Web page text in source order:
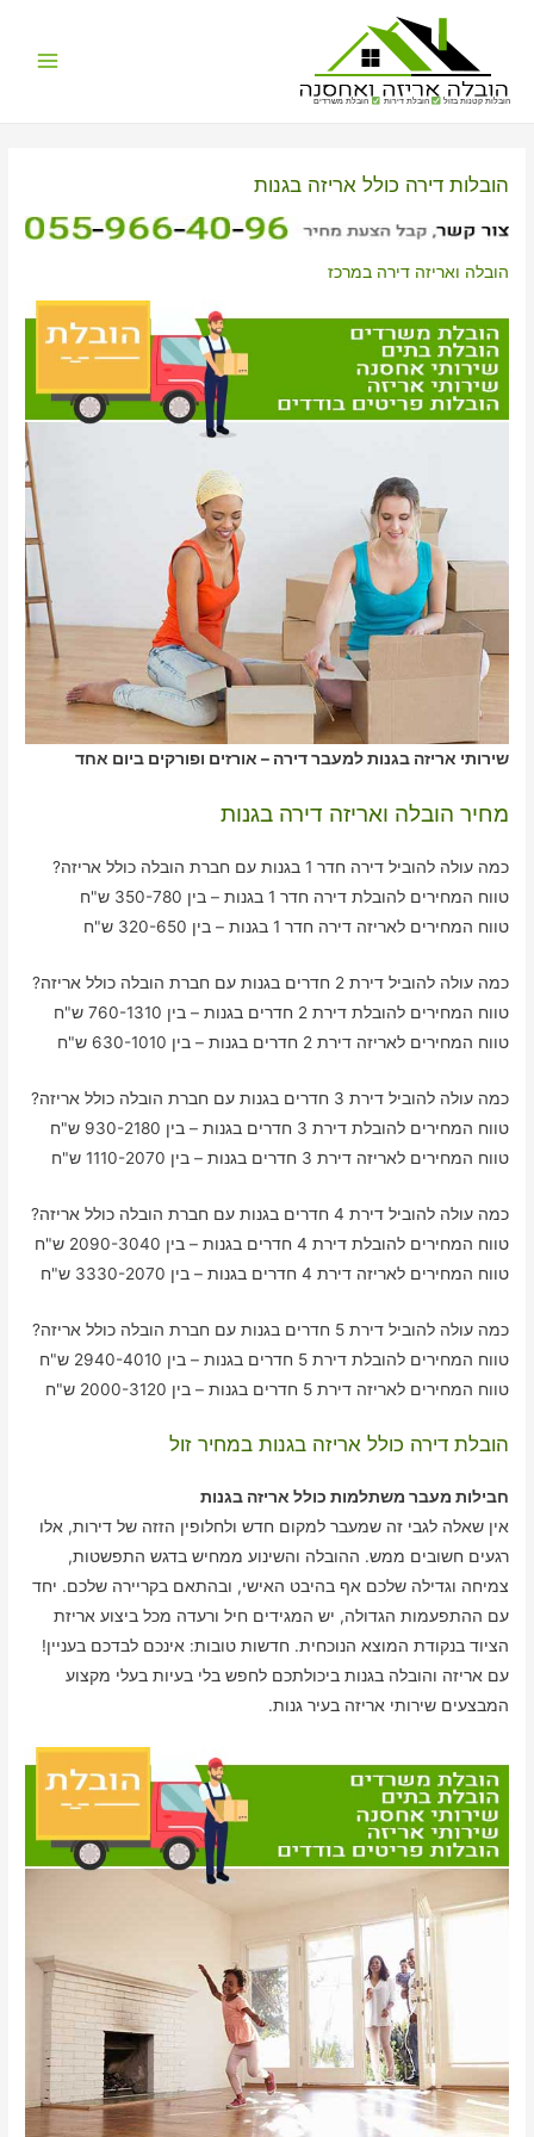
הובלות קטנות בזול הובלת דירות הובלת משרדים
הובלות דירה כולל אריזה בגנות
הובלה ואריזה דירה במרכז
שירותי אריזה בגנות למעבר דירה – אורזים ופורקים ביום אחד
מחיר הובלה ואריזה דירה בגנות
כמה עולה להוביל דירה חדר 1 בגנות עם חברת הובלה כולל אריזה?
טווח המחירים להובלת דירה חדר 1 בגנות – בין 350-780 ש"ח
טווח המחירים לאריזה דירה חדר 1 בגנות – בין 320-650 ש"ח
כמה עולה להוביל דירת 2 חדרים בגנות עם חברת הובלה כולל אריזה?
טווח המחירים להובלת דירת 2 חדרים בגנות – בין 760-1310 ש"ח
טווח המחירים לאריזה דירת 2 חדרים בגנות – בין 630-1010 ש"ח
כמה עולה להוביל דירת 3 חדרים בגנות עם חברת הובלה כולל אריזה?
טווח המחירים להובלת דירת 3 חדרים בגנות – בין 930-2180 ש"ח
טווח המחירים לאריזה דירת 3 חדרים בגנות – בין 1110-2070 ש"ח
כמה עולה להוביל דירת 4 חדרים בגנות עם חברת הובלה כולל אריזה?
טווח המחירים להובלת דירת 4 חדרים בגנות – בין 2090-3040 ש"ח
טווח המחירים לאריזה דירת 4 חדרים בגנות – בין 3330-2070 ש"ח
כמה עולה להוביל דירת 5 חדרים בגנות עם חברת הובלה כולל אריזה?
טווח המחירים להובלת דירת 5 חדרים בגנות – בין 2940-4010 ש"ח
טווח המחירים לאריזה דירת 5 חדרים בגנות – בין 2000-3120 ש"ח
הובלת דירה כולל אריזה בגנות במחיר זול
חבילות מעבר משתלמות כולל אריזה בגנות
אין שאלה לגבי זה שמעבר למקום חדש ולחלופין הזזה של דירות, אלו
רגעים חשובים ממש. ההובלה והשינוע ממחיש בדגש התפשטות,
צמיחה וגדילה שלכם אף בהיבט האישי, ובהתאם בקריירה שלכם. יחד
עם ההתפעמות הגדולה, יש המגידים חיל ורעדה מכל ביצוע אריזת
הציוד בנקודת המוצא הנוכחית. חדשות טובות: אינכם לבדכם בעניין!
עם אריזה והובלה בגנות ביכולתכם לחפש בלי בעיות בעלי מקצוע
המבצעים שירותי אריזה בעיר גנות.